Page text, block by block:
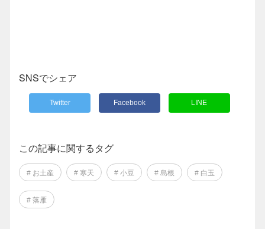
SNSでシェア
Twitter Facebook LINE
この記事に関するタグ
# お土産 # 寒天 # 小豆 # 島根 # 白玉
# 落雁